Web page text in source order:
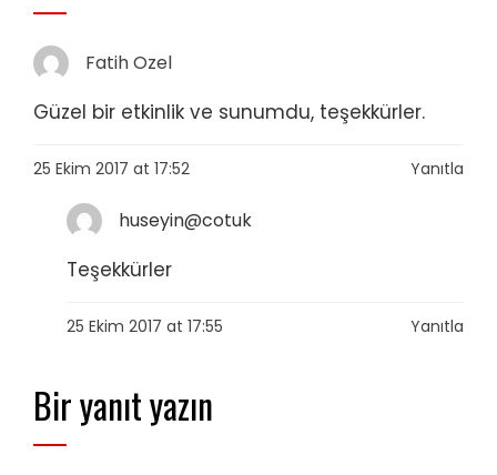
Fatih Ozel
Güzel bir etkinlik ve sunumdu, teşekkürler.
25 Ekim 2017 at 17:52 Yanıtla
huseyin@cotuk
Teşekkürler
25 Ekim 2017 at 17:55 Yanıtla
Bir yanıt yazın